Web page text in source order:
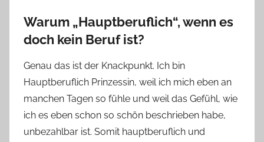
Warum „Hauptberuflich“, wenn es
doch kein Beruf ist?
Genau das ist der Knackpunkt. Ich bin
Hauptberuflich Prinzessin, weil ich mich eben an
manchen Tagen so fühle und weil das Gefühl, wie
ich es eben schon so schön beschrieben habe,
unbezahlbar ist. Somit hauptberuflich und